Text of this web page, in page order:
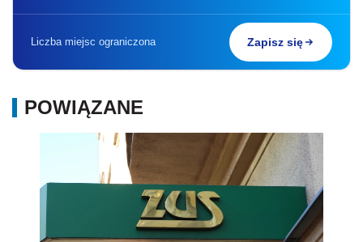
Liczba miejsc ograniczona Zapisz się
POWIĄZANE